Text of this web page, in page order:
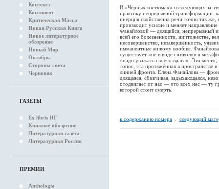
Контекст
Континент
Критическая Масса
Новая Русская Книга
Новое литературное
обозрение
Новый Мир
Октябрь
Стороны света
Черновик
ГАЗЕТЫ
Ex libris НГ
Книжное обозрение
Литературная газета
Литературная Россия
ПРЕМИИ
Anthologia
В «Чёрных костюмах» и следующих за
практику непрерывной трансформации:
инерция свойственна речи точно так же,
производит усилие и меняет
Фанайловой — длящийся, непрерывный
всей его болезненности, ничтожестве,
несовершенство, незавершённость,
имманентные живому вообще. Фанайлова
существует «не в виде символов и
«надо уважать своего врага». Это
топос, эта протяжённая в пространстве
линией фронта. Елена Фанайлова —
длящаяся, сбивчивая, задыхающаяся,
отодвигает от нас — ото всех нас — ту
которой стоит смерть.
к содержанию номера следующий